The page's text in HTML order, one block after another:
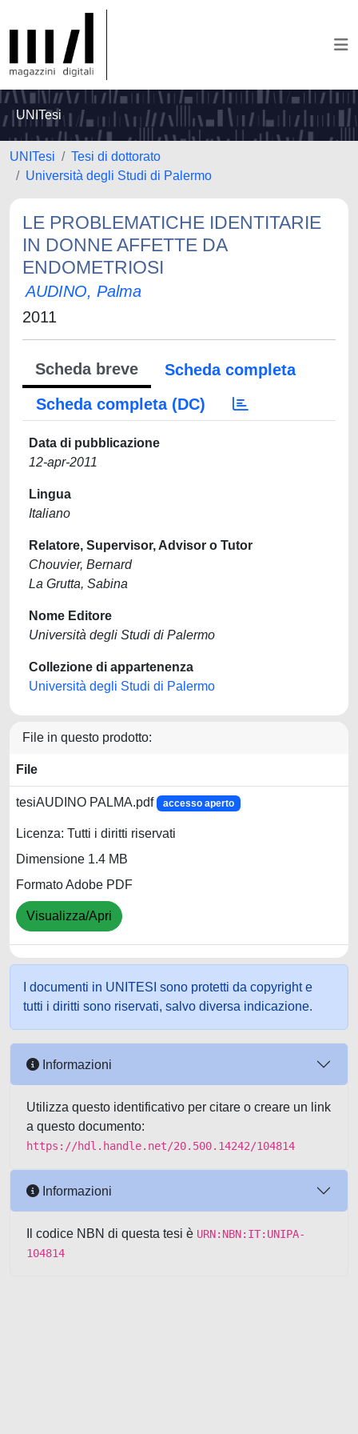
UNITesi
UNITesi
Tesi di dottorato
Università degli Studi di Palermo
LE PROBLEMATICHE IDENTITARIE
IN DONNE AFFETTE DA
ENDOMETRIOSI
AUDINO, Palma
2011
Scheda breve
Scheda completa
Scheda completa (DC)
Data di pubblicazione
12-apr-2011
Lingua
Italiano
Relatore, Supervisor, Advisor o Tutor
Chouvier, Bernard
La Grutta, Sabina
Nome Editore
Università degli Studi di Palermo
Collezione di appartenenza
Università degli Studi di Palermo
File in questo prodotto:
File
tesiAUDINO PALMA.pdf accesso aperto
Licenza: Tutti i diritti riservati
Dimensione 1.4 MB
Formato Adobe PDF
Visualizza/Apri
I documenti in UNITESI sono protetti da copyright e
tutti i diritti sono riservati, salvo diversa indicazione.
Informazioni
Utilizza questo identificativo per citare o creare un link
a questo documento:
https://hdl.handle.net/20.500.14242/104814
Informazioni
Il codice NBN di questa tesi è URN:NBN:IT:UNIPA-
104814